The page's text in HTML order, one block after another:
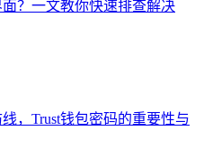
？一文教你快速排查解决
，Trust钱包密码的重要性与